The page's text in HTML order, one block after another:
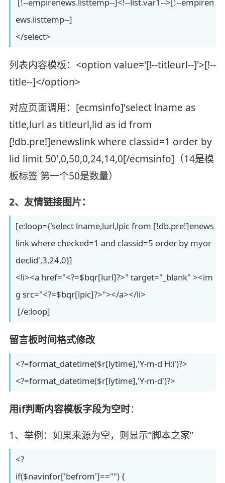
ews.listtemp--]
</select>
列表内容模板：<option value='[!--titleurl--]'>[!--
title--]</option>
对应页面调用：[ecmsinfo]'select lname as
title,lurl as titleurl,lid as id from
[!db.pre!]enewslink where classid=1 order by
lid limit 50',0,50,0,24,14,0[/ecmsinfo]（14是模
板标签 第一个50是数量）
2、友情链接图片：
[e:loop={'select lname,lurl,lpic from [!db.pre!]enews
link where checked=1 and classid=5 order by myor
der,lid',3,24,0}]
<li><a href="<?=$bqr[lurl]?>" target="_blank" ><im
g src="<?=$bqr[lpic]?>"></a></li>
[/e:loop]
留言板时间格式修改
<?=format_datetime($r[lytime],'Y-m-d H:i')?>
<?=format_datetime($r[lytime],'Y-m-d')?>
用if判断内容模板字段为空时：
1、举例：如果来源为空，则显示“脚本之家”
<?
if($navinfor['befrom']=="") {